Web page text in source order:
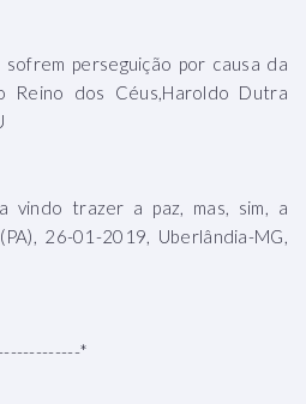
perseguição por causa da
Reino dos Céus,Haroldo Dutra
vindo trazer a paz, mas, sim, a
26-01-2019, Uberlândia-MG,
*